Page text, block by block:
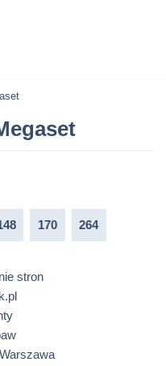
170 264
stron